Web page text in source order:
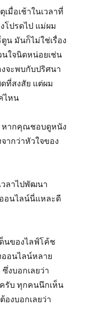
มื่อเช้าในเวลาที่
โปรดไป แม่ผม
น มันก็ไม่ใช่เรื่อง
ใจนิดหน่อยเช่น
จะพบกับปริศนา
ที่สงสัย แต่ผม
ไหน
หากคุณชอบดูหนัง
ากว่าหัวใจของ
วลาไปพัฒนา
อนไลน์นี่แหละดี
นของไลฟ์โค้ช
ออนไลน์หลาย
งบอกเลยว่า
รับ ทุกคนนึกเห็น
องบอกเลยว่า